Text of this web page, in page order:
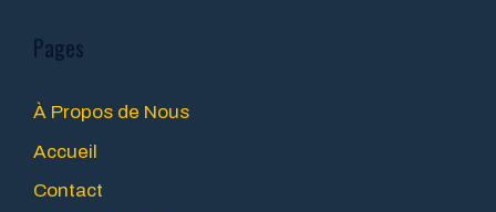
Pages
À Propos de Nous
Accueil
Contact